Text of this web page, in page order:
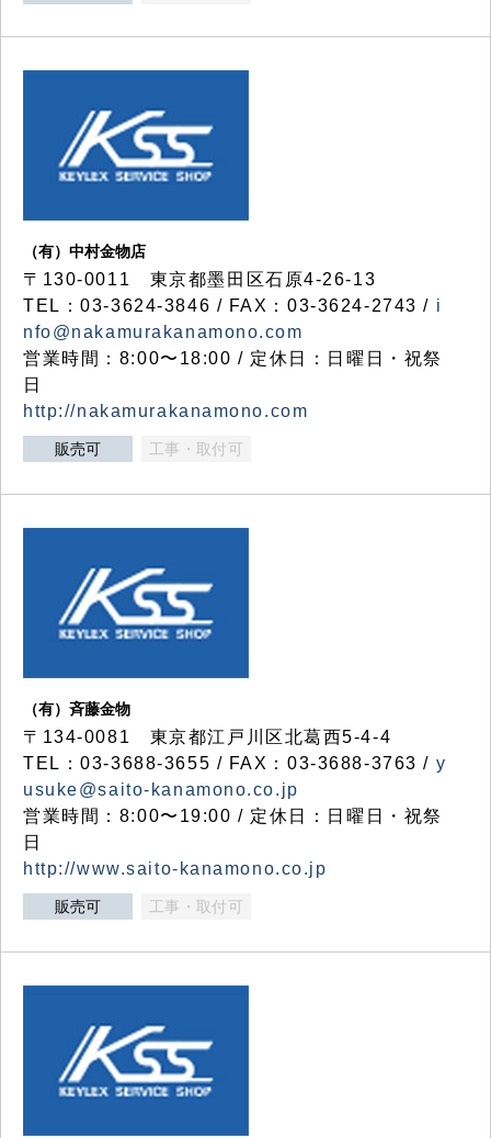
（有）中村金物店
〒130-0011 東京都墨田区石原4-26-13
TEL：03-3624-3846 / FAX：03-3624-2743 / i
nfo@nakamurakanamono.com
営業時間：8:00〜18:00 / 定休日：日曜日・祝祭
日
http://nakamurakanamono.com
販売可 工事・取付可
（有）斉藤金物
〒134-0081 東京都江戸川区北葛西5-4-4
TEL：03-3688-3655 / FAX：03-3688-3763 / y
usuke@saito-kanamono.co.jp
営業時間：8:00〜19:00 / 定休日：日曜日・祝祭
日
http://www.saito-kanamono.co.jp
販売可 工事・取付可